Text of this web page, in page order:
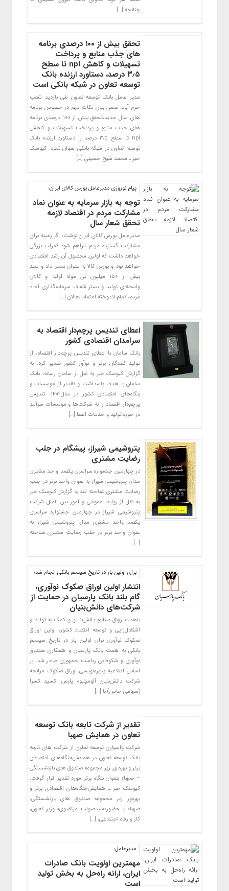
چنانچه […]
تحقق بیش از ۱۰۰ درصدی برنامه
های جذب منابع و پرداخت
تسهیلات و کاهش npl تا سطح
۳٫۵ درصد، دستاورد ارزنده بانک
توسعه تعاون در شبکه بانکی است
مدیر عامل بانک توسعه تعاون طی بازدید شعب
خرم آباد، ضمن بیان نکات مهم در خصوص برنامه
های سال جدید،تحقق بیش از ۱۰۰ درصدی برنامه
های جذب منابع و پرداخت تسهیلات و کاهش
npl تا سطح ۳٫۵ درصد را دستاورد ارزنده بانک
توسعه تعاون در شبکه بانکی عنوان نمود. کیوسک
خبر ـ محمد شیخ حسینی […]
پیام نوروزی مدیرعامل بورس کالای ایران؛
توجه به بازار سرمایه به عنوان نماد
مشارکت مردم در اقتصاد لازمه
تحقق شعار سال
مدیرعامل بورس کالای ایران نوشت: اگر زمینه برای
مشارکت گسترده مردم فراهم شود ثمرات بزرگی
خواهد داشت که اولین محصول آن رشد اقتصادی
خواهد بود و بورس کالا به عنوان بستر داد و ستد
بیش از ۱۵۰ میلیون تن مواد اولیه و کالای
واسطه‌ای تولید و بستر شفاف سرمایه‌گذاری آحاد
مردم، تمام اندوخته اعتماد فعالان […]
اعطای تندیس پرچم‌دار اقتصاد به
سرآمدان اقتصادی کشور
بانک سامان با اعطای تندیس پرچم‌دار اقتصاد، از
تولید کنندگان برتر و نوآور کشور تقدیر کرد. به
گزارش کیوسک خبر به نقل از سامان رسانه، بانک
سامان با هدف پاسداشت و تقدیر از موسسات و
بنگاه‌های اقتصادی کشور در سال۱۴۰۲، تندیس
پرچم‌دار اقتصاد را به شرکت‌ها و موسسات سرآمد
در حوزه تولید و خدمات اعطا […]
پتروشیمی شیراز، پیشگام در جلب
رضایت مشتری
در چهارمین جشنواره سراسری یکصد واحد مشتری
مدار، پتروشیمی شیراز به عنوان واحد برتر در جلب
رضایت مشتری شناخته شد به گزارش کیوسک خبر
به نقل از روابط عمومی و امور بین الملل شرکت
پتروشیمی شیراز در چهارمین جشنواره سراسری
یکصد واحد مشتری مدار، پتروشیمی شیراز به
عنوان واحد برتر در جلب رضایت مشتری شناخته
[…]
برای اولین بار در تاریخ سیستم بانکی انجام شد؛
انتشار اولین اوراق صکوک نوآوری،
گام بلند بانک پارسیان در حمایت از
شرکت‌های دانش‌بنیان
باهدف رونق صنایع دانش‌بنیان و کمک به تولید و
اشتغال‌زایی و توسعه اقتصاد کشور، اولین اوراق
صکوک نوآوری برای اولین بار در تاریخ سیستم
بانکی به همت بانک پارسیان و همکاری صندوق
نوآوری و شکوفایی ریاست جمهوری صادر شد. بر
اساس اطلاعیه پذیره‌نویسی اوراق صکوک مرابحه
شرکت دانش‌بنیان آلومینیوم پارس اکسید کسرا
(سهامی خاص) با […]
تقدیر از شرکت تابعه بانک توسعه
تعاون در همایش صهبا
شرکت واسپاری توسعه تعاون از شرکت های تابعه
بانک توسعه تعاون در همایش«بنگاه‌های اقتصادی
برتر و بهره‌ ور زیر مجموعه صندوق های بازنشستگی
– صهبا» بعنوان بنگاه برتر مورد تقدیر قرار گرفت.
کیوسک خبر ـ همایش«بنگاه‌های اقتصادی برتر و
بهره‌ور زیر مجموعه صندوق های بازنشستگی-
صهبا» با حضور«سیدصولت مرتضوی» وزیر تعاون،
کار و رفاه اجتماعی، […]
مدیرعامل:
مهمترین اولویت بانک صادرات
ایران، ارائه راه‌حل به بخش تولید
است